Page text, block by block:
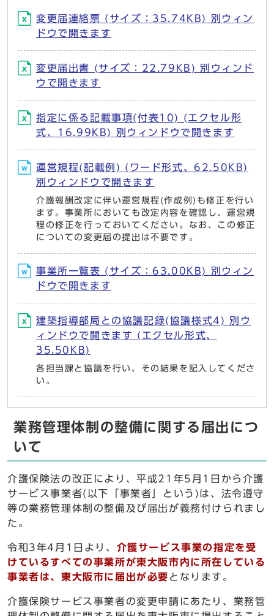
変更届連絡票 (サイズ：35.74KB) 別ウィン
ドウで開きます
変更届出書 (サイズ：22.79KB) 別ウィンド
ウで開きます
指定に係る記載事項(付表10) (エクセル形
式、16.99KB) 別ウィンドウで開きます
運営規程(記載例) (ワード形式、62.50KB)
別ウィンドウで開きます
介護報酬改定に伴い運営規程(作成例)も修正を行い
ます。事業所においても改定内容を確認し、運営規
程の修正を行っておいてください。なお、この修正
についての変更届の提出は不要です。
事業所一覧表 (サイズ：63.00KB) 別ウィン
ドウで開きます
建築指導部局との協議記録(協議様式4) 別ウ
ィンドウで開きます (エクセル形式、
35.50KB)
各担当課と協議を行い、その結果を記入してくださ
い。
業務管理体制の整備に関する届出につ
いて
介護保険法の改正により、平成21年5月1日から介護
サービス事業者(以下「事業者」という)は、法令遵守
等の業務管理体制の整備及び届出が義務付けられまし
た。
令和3年4月1日より、 介護サービス事業の指定を受
けているすべての事業所が東大阪市内に所在している
事業者は、東大阪市に届出が必要 となります。
介護保険サービス事業者の変更申請にあたり、業務管